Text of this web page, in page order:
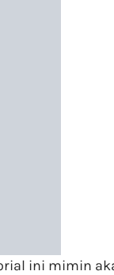
ini mimin